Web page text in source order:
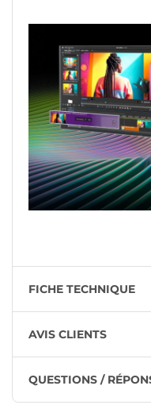
FICHE TECHNIQUE
AVIS CLIENTS
QUESTIONS /